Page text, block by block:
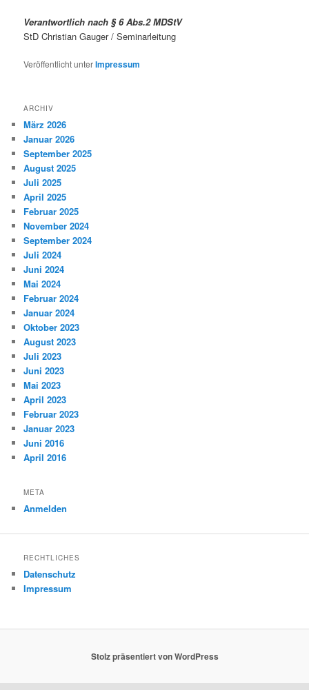
Verantwortlich nach § 6 Abs.2 MDStV
StD Christian Gauger / Seminarleitung
Veröffentlicht unterImpressum
ARCHIV
März 2026
Januar 2026
September 2025
August 2025
Juli 2025
April 2025
Februar 2025
November 2024
September 2024
Juli 2024
Juni 2024
Mai 2024
Februar 2024
Januar 2024
Oktober 2023
August 2023
Juli 2023
Juni 2023
Mai 2023
April 2023
Februar 2023
Januar 2023
Juni 2016
April 2016
META
Anmelden
RECHTLICHES
Datenschutz
Impressum
Stolz präsentiert von WordPress